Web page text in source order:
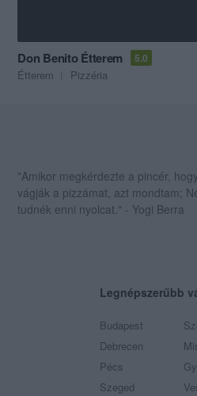
Don Benito Étterem 5.0
Étterem Pizzéria
"Amikor megkérdezte a pincér,
vágják a pizzámat, azt mondtam;
tudnék enni nyolcat." - Yogi Berra
Legnépszerűbb
Budapest
Debrecen
Pécs
Szeged